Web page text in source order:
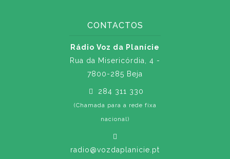
CONTACTOS
Rádio Voz da Planície
Rua da Misericórdia, 4 -
7800-285 Beja
284 311 330
(Chamada para a rede fixa
nacional)
radio@vozdaplanicie.pt